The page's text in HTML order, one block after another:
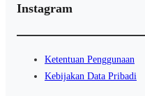
Instagram
Ketentuan Penggunaan
Kebijakan Data Pribadi